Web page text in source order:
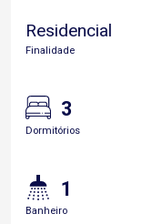
Residencial
Finalidade
3
Dormitórios
1
Banheiro